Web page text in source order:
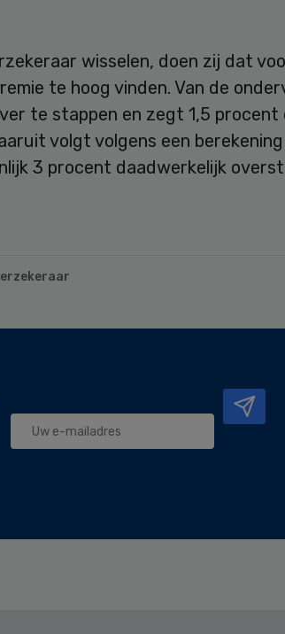
wisselen, doen zij dat
te hoog vinden. Van de
te stappen en zegt 1,5 procent
volgt volgens een
3 procent daadwerkelijk